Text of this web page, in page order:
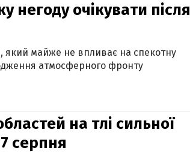
негоду очікувати після
який майже не впливає на спекотну
атмосферного фронту
на тлі сильної
серпня